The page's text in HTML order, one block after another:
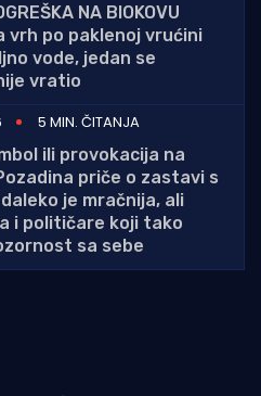
NA BIOKOVU
vrh po paklenoj vrućini
vode, jedan se
vratio
5 MIN. ČITANJA
ili provokacija na
priče o zastavi s
je mračnija, ali
i političare koji tako
sa sebe